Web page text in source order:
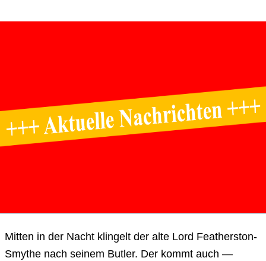
Mitten in der Nacht klingelt der alte Lord Featherston-
Smythe nach seinem Butler. Der kommt auch —